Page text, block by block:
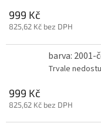
999 Kč
825,62 Kč bez DPH
barva: 2001-
Trvale
999 Kč
825,62 Kč bez DPH